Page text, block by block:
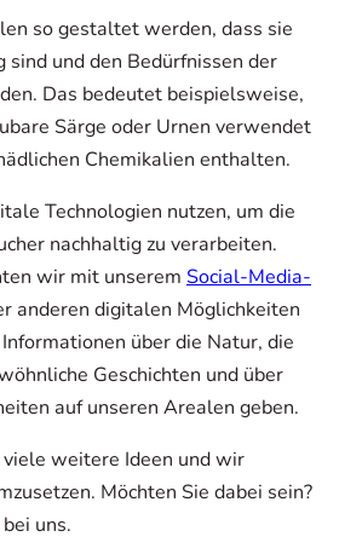
so gestaltet werden, dass sie
sind und den Bedürfnissen der
Das bedeutet beispielsweise,
Särge oder Urnen verwendet
Chemikalien enthalten.
Technologien nutzen, um die
nachhaltig zu verarbeiten.
wir mit unserem Social-Media-
anderen digitalen Möglichkeiten
über die Natur, die
Geschichten und über
auf unseren Arealen geben.
weitere Ideen und wir
Möchten Sie dabei sein?
uns.